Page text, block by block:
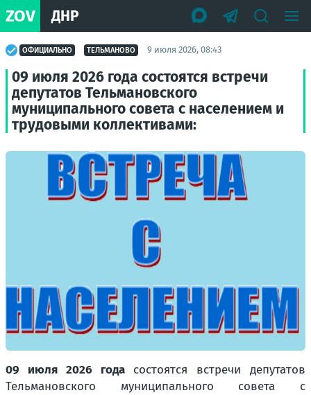
ZOV ДНР
ОФИЦИАЛЬНО ТЕЛЬМАНОВО 9 июля 2026, 08:43
09 июля 2026 года состоятся встречи
депутатов Тельмановского
муниципального совета с населением и
трудовыми коллективами:
09 июля 2026 годасостоятся встречи депутатов
Тельмановского муниципального совета с